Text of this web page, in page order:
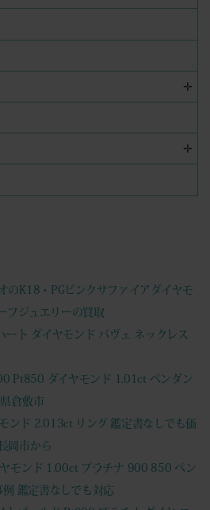
✛
✛
のK18・PGピンクサファイアダイヤモ
フジュエリーの買取
ート ダイヤモンド パヴェ ネックレス
Pt850 ダイヤモンド 1.01ct ペンダン
倉敷市
ンド 2.013ct リング 鑑定書なしでも価
岡市から
ヤモンド 1.00ct プラチナ 900 850 ペン
鑑定書なしでも対応